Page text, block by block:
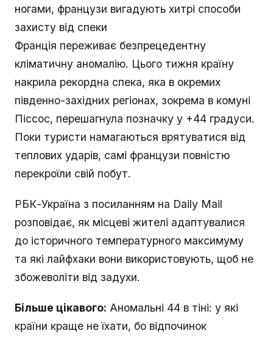
ногами, французи вигадують хитрі способи
захисту від спеки
Франція переживає безпрецедентну
кліматичну аномалію. Цього тижня країну
накрила рекордна спека, яка в окремих
південно-західних регіонах, зокрема в комуні
Піссос, перешагнула позначку у +44 градуси.
Поки туристи намагаються врятуватися від
теплових ударів, самі французи повністю
перекроїли свій побут.
РБК-Україна з посиланням на Daily Mail
розповідає, як місцеві жителі адаптувалися
до історичного температурного максимуму
та які лайфхаки вони використовують, щоб не
збожеволіти від задухи.
Більше цікавого: Аномальні 44 в тіні: у які
країни краще не їхати, бо відпочинок